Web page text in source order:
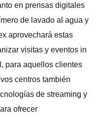
en prensas digitales
de lavado al agua y
aprovechará estas
visitas y eventos in
para aquellos clientes
centros también
de streaming y
ofrecer